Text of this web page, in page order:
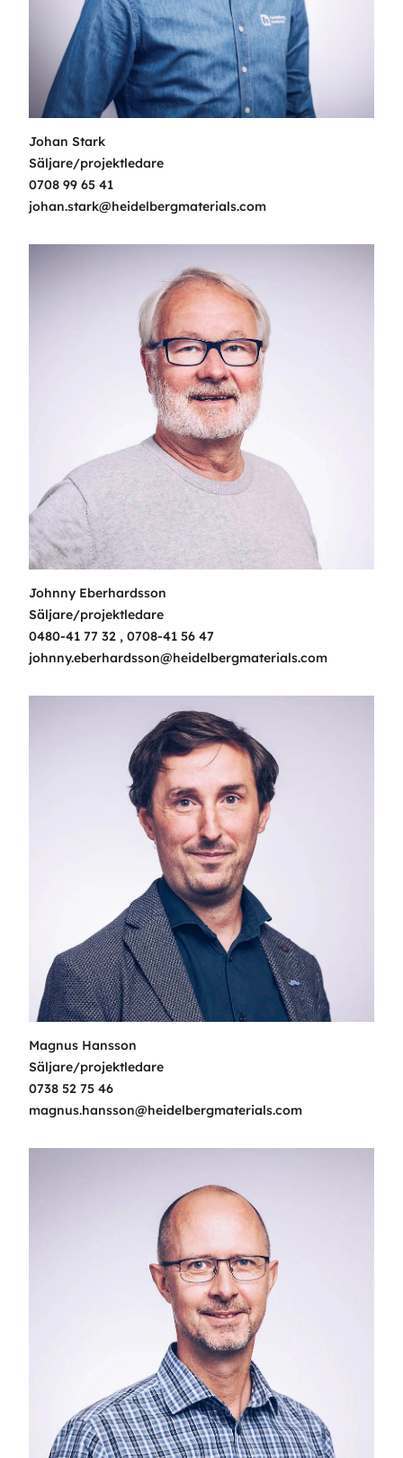
Johan Stark
Säljare/projektledare
0708 99 65 41
johan.stark@heidelbergmaterials.com
Johnny Eberhardsson
Säljare/projektledare
0480-41 77 32 , 0708-41 56 47
johnny.eberhardsson@heidelbergmaterials.com
Magnus Hansson
Säljare/projektledare
0738 52 75 46
magnus.hansson@heidelbergmaterials.com